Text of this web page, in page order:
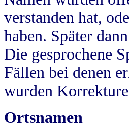
verstanden hat,
haben. Später
Die gesprochene
Fällen bei denen
wurden
Ortsnamen